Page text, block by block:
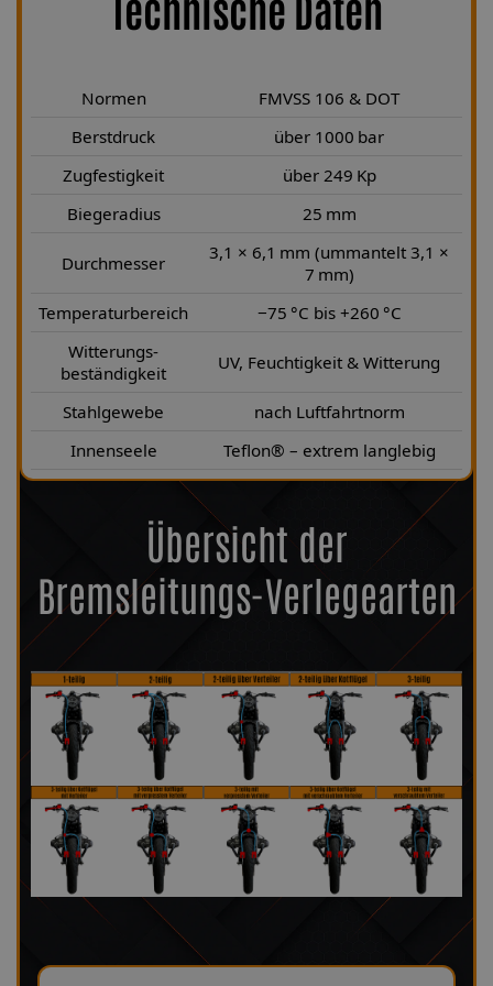
Normen
FMVSS 106 & DOT
Berstdruck
über 1000 bar
Zugfestigkeit
über 249 Kp
Biegeradius
25 mm
Durchmesser
3,1 × 6,1 mm (ummantelt 3,1 ×
7 mm)
Temperaturbereich
−75 °C bis +260 °C
Witterungs-
beständigkeit
UV, Feuchtigkeit & Witterung
Stahlgewebe
nach Luftfahrtnorm
Innenseele
Teflon® – extrem langlebig
Übersicht der
Bremsleitungs-Verlegearten